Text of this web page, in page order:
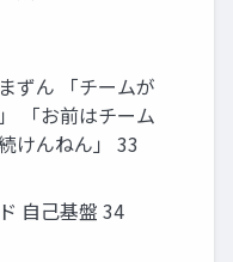
ずん 「チームが
「お前はチーム
けんねん」 33
自己基盤 34